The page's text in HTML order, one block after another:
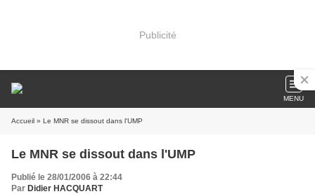
Publicité
MENU
Accueil » Le MNR se dissout dans l'UMP
Le MNR se dissout dans l'UMP
Publié le 28/01/2006 à 22:44
Par Didier HACQUART